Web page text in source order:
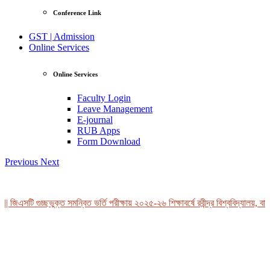
Conference Link
GST | Admission
Online Services
Online Services
Faculty Login
Leave Management
E-journal
RUB Apps
Form Download
Previous Next
গুচ্ছভুক্ত সমন্বিত ভর্তি পরীক্ষায় ২০২৫-২৬ শিক্ষাবর্ষে রবীন্দ্র বিশ্ববিদ্যালয়,